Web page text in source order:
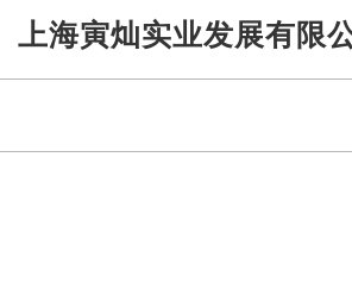
Skip
to
content
上海寅灿实业发展有限